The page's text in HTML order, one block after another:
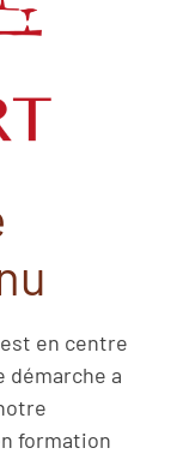
en centre
démarche a
formation